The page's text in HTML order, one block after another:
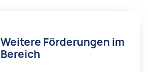
Weitere Förderungen im
Bereich